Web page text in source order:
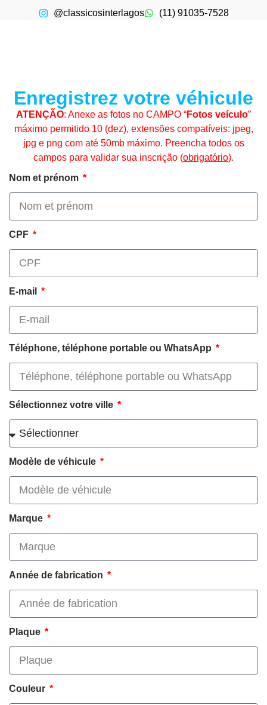
@classicosinterlagos (11) 91035-7528
Enregistrez votre véhicule
ATENÇÃO: Anexe as fotos no CAMPO “Fotos veículo”
máximo permitido 10 (dez), extensões compatíveis: jpeg,
jpg e png com até 50mb máximo. Preencha todos os
campos para validar sua inscrição (obrigatório).
Nom et prénom
CPF
E-mail
Téléphone, téléphone portable ou WhatsApp
Sélectionnez votre ville
Modèle de véhicule
Marque
Année de fabrication
Plaque
Couleur